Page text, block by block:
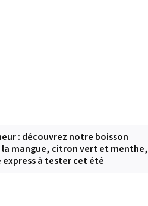
: découvrez notre boisson
mangue, citron vert et menthe,
à tester cet été